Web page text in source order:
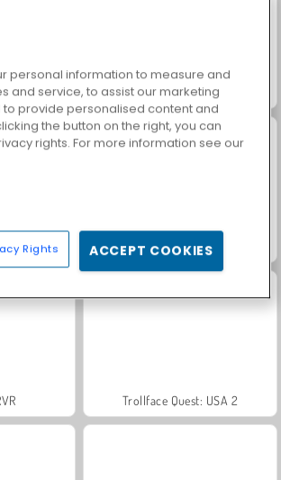
1001 Arabian Nights
Juice Merge
Trollface Quest: USA 2
personal information to measure and
and service, to assist our marketing
provide personalised content and
the button on the right, you can
rights. For more information see our
Rights ACCEPT COOKIES